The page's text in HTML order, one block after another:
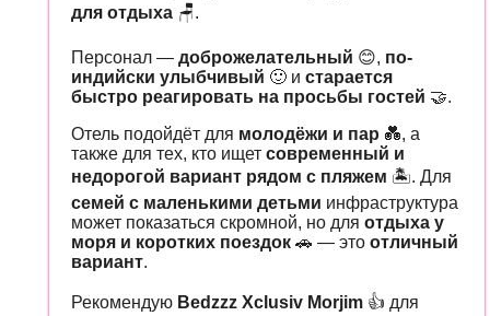
для отдыха 🪑.
Персонал — доброжелательный 😊, по-
индийски улыбчивый 🙂 и старается
быстро реагировать на просьбы гостей 🤝.
Отель подойдёт для молодёжи и пар 💑, а
также для тех, кто ищет современный и
недорогой вариант рядом с пляжем 🏝️. Для
семей с маленькими детьми инфраструктура
может показаться скромной, но для отдыха у
моря и коротких поездок 🚗 — это отличный
вариант.
Рекомендую Bedzzz Xclusiv Morjim 👍 для